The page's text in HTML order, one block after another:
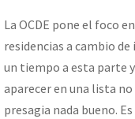
La OCDE pone el foco
residencias a cambio de
un tiempo a esta parte
aparecer en una lista
presagia nada bueno.